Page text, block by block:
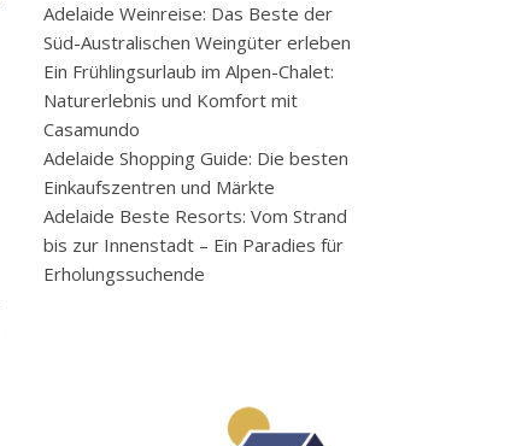
Adelaide Weinreise: Das Beste der
Süd-Australischen Weingüter erleben
Ein Frühlingsurlaub im Alpen-Chalet:
Naturerlebnis und Komfort mit
Casamundo
Adelaide Shopping Guide: Die besten
Einkaufszentren und Märkte
Adelaide Beste Resorts: Vom Strand
bis zur Innenstadt – Ein Paradies für
Erholungssuchende